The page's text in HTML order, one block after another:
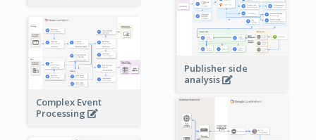
Publisher side
analysis
Complex Event
Processing